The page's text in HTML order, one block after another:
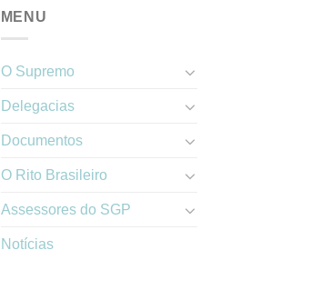
MENU
O Supremo
Delegacias
Documentos
O Rito Brasileiro
Assessores do SGP
Notícias